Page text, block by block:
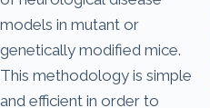
models in mutant or
genetically modified mice.
This methodology is simple
and efficient in order to